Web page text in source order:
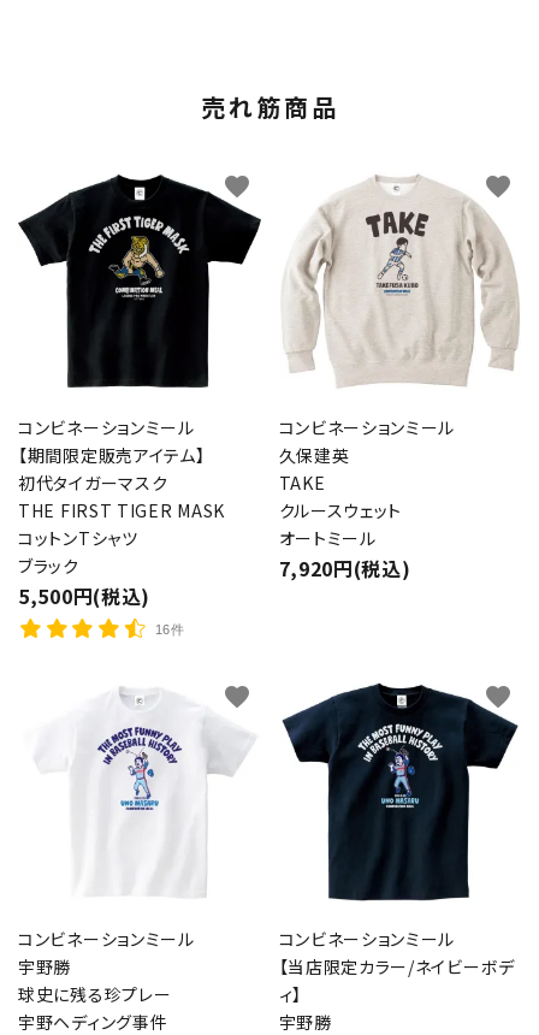
売れ筋商品
コンビネーションミール
【期間限定販売アイテム】
初代タイガーマスク
THE FIRST TIGER MASK
コットンTシャツ
ブラック
5,500円(税込)
16件
favorite
コンビネーションミール
久保建英
TAKE
クルースウェット
オートミール
7,920円(税込)
favorite
コンビネーションミール
宇野勝
球史に残る珍プレー
宇野ヘディング事件
favorite
コンビネーションミール
【当店限定カラー/ネイビーボデ
ィ】
宇野勝
favorite